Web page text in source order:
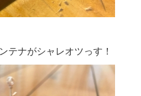
テナがシャレオツっす！